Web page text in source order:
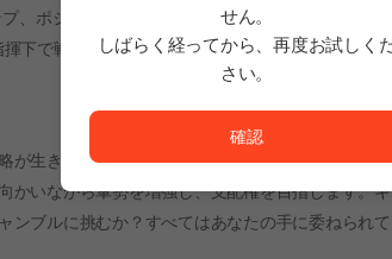
、ポジショニング、能力の使用に左右されます。
下で戦います。各ユニットには異なる役割 (近接
が生き残りを決定します。
いながら軍勢を増強し、支配権を目指します。キ
ブルに挑むか？すべてはあなたの手に委ねられて
せん。
しばらく経ってから、再度お試しく
さい。
ただいまサービスを正常に利用でき
確認